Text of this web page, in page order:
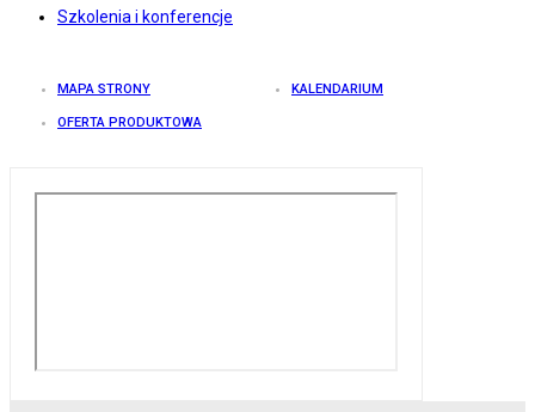
Szkolenia i konferencje
MAPA STRONY KALENDARIUM
OFERTA PRODUKTOWA